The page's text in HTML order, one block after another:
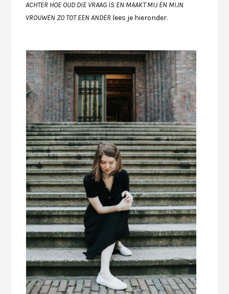
ACHTER HOE OUD DIE VRAAG IS EN MAAKT MIJ EN MIJN
VROUWEN ZO TOT EEN ANDER lees je hieronder.